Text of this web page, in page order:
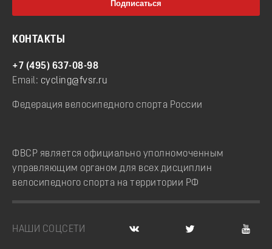
КОНТАКТЫ
+7 (495) 637-08-98
Email: cycling@fvsr.ru
Федерация велосипедного спорта России
ФВСР является официально уполномоченным
управляющим органом для всех дисциплин
велосипедного спорта на территории РФ
НАШИ СОЦСЕТИ